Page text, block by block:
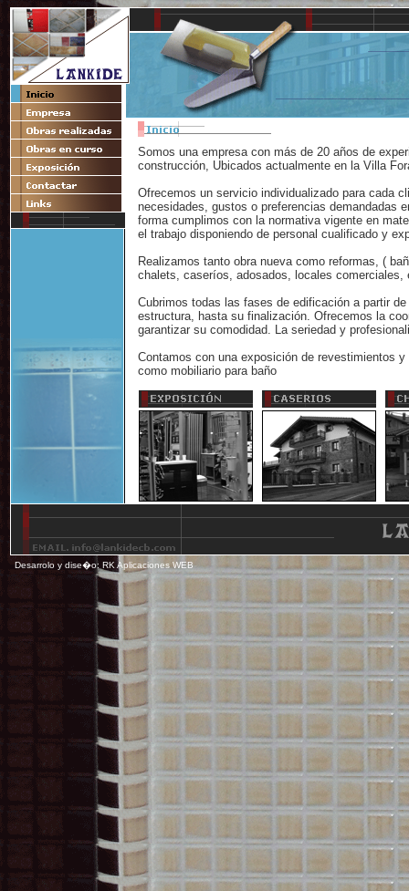
Somos una empresa con más de 20 años de
construcción, Ubicados actualmente en la Villa
Ofrecemos un servicio individualizado para cada
necesidades, gustos o preferencias demandadas
forma cumplimos con la normativa vigente en
el trabajo disponiendo de personal cualificado y
Realizamos tanto obra nueva como reformas, (
chalets, caseríos, adosados, locales comerciales,
Cubrimos todas las fases de edificación a partir
estructura, hasta su finalización. Ofrecemos la
garantizar su comodidad. La seriedad y
Contamos con una exposición de revestimientos
como mobiliario para baño
Desarrolo y dise�o: RK Aplicaciones WEB